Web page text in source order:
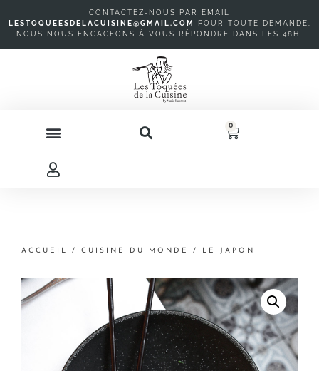
CONTACTEZ-NOUS PAR EMAIL
LESTOQUEESDELACUISINE@GMAIL.COM
POUR TOUTE DEMANDE.
NOUS NOUS ENGAGEONS À VOUS RÉPONDRE DANS LES 48H.
0
ACCUEIL / CUISINE DU MONDE / LE JAPON